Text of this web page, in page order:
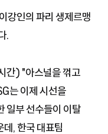
강인의 파리 생제르맹
.
간) "아스널을 꺾고
는 이제 시선을
일부 선수들이 이탈
, 한국 대표팀